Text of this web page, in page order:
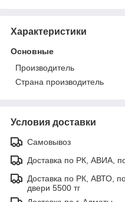
Характеристики
Основные
Производитель
Страна производитель
Условия доставки
Самовывоз
Доставка по РК, АВИА,
Доставка по РК, АВТО,
двери 5500 тг